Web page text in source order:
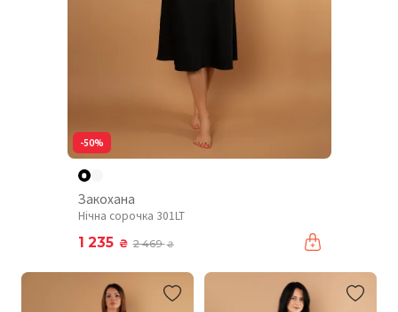
-50%
Закохана
Нічна сорочка 301LT
1 235 ₴ 2 469₴